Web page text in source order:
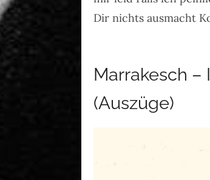
Dir nichts ausmacht
Marrakesch
(Auszüge)